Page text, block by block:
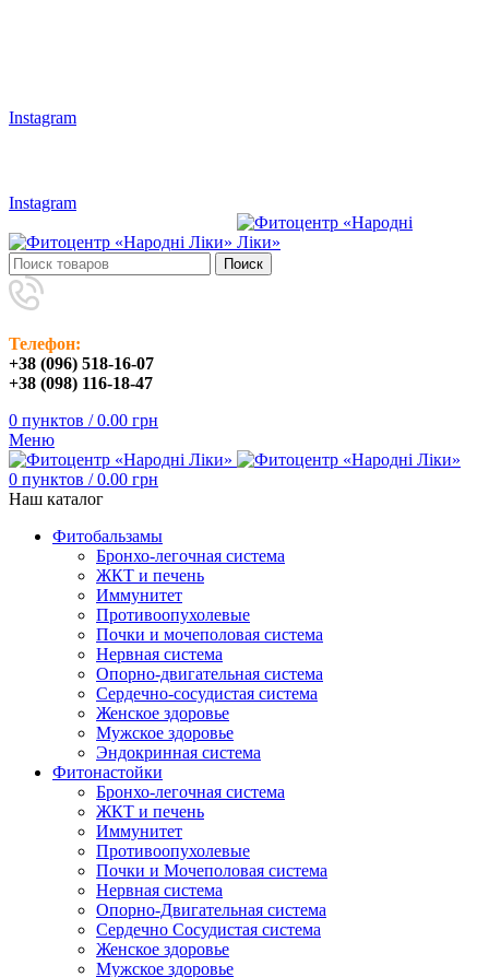
Instagram
Instagram
Поиск
Телефон:
+38 (096) 518-16-07
+38 (098) 116-18-47
0 пунктов / 0.00 грн
Меню
0 пунктов / 0.00 грн
Наш каталог
Фитобальзамы
Бронхо-легочная система
ЖКТ и печень
Иммунитет
Противоопухолевые
Почки и мочеполовая система
Нервная система
Опорно-двигательная система
Сердечно-сосудистая система
Женское здоровье
Мужское здоровье
Эндокринная система
Фитонастойки
Бронхо-легочная система
ЖКТ и печень
Иммунитет
Противоопухолевые
Почки и Мочеполовая система
Нервная система
Опорно-Двигательная система
Сердечно Сосудистая система
Женское здоровье
Мужское здоровье